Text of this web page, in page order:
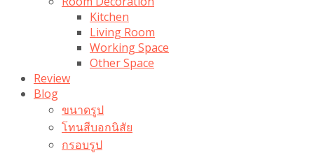
Kitchen
Living Room
Working Space
Other Space
Review
Blog
ขนาดรูป
โทนสีบอกนิสัย
กรอบรูป